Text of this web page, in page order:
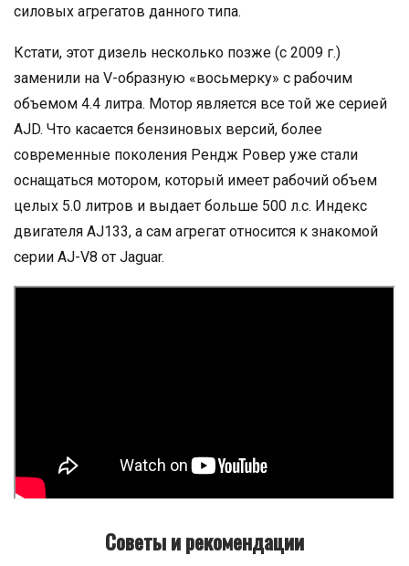
силовых агрегатов данного типа.
Кстати, этот дизель несколько позже (с 2009 г.)
заменили на V-образную «восьмерку» с рабочим
объемом 4.4 литра. Мотор является все той же серией
AJD. Что касается бензиновых версий, более
современные поколения Рендж Ровер уже стали
оснащаться мотором, который имеет рабочий объем
целых 5.0 литров и выдает больше 500 л.с. Индекс
двигателя AJ133, а сам агрегат относится к знакомой
серии AJ-V8 от Jaguar.
Советы и рекомендации